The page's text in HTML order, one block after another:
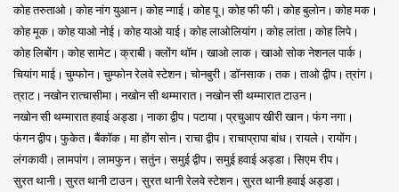
कोह तरुताओ
कोह नांग युआन कोह न्गाई कोह पू कोह फी फी कोह बुलोन
कोह मक
कोह मूक
कोह याओ नोई कोह याओ याई कोह लाओलियांग कोह लांता
कोह लिपे
कोह लिबोंग
कोह सामेट क्राबी क्लोंग थॉम खाओ लाक
खाओ सोक नेशनल पार्क
चियांग माई
चुम्फोन चुम्फोन रेलवे स्टेशन चोनबुरी डॉनसाक तक ताओ द्वीप
त्रांग
त्राट
नखोन रात्चासीमा नखोन सी थम्मारात
नखोन सी थम्मारात टाउन
नखोन सी थम्मारात हवाई अड्डा
नाका द्वीप पटाया प्रचुआप खीरी खान
फंग नगा
फंगन द्वीप
फुकेत बैंकॉक मा होंग सोन राचा द्वीप राचाप्रापा बांध रायले
रायोंग
लंगकावी
लामपांग लामफुन सतुंन समुई द्वीप समुई हवाई अड्डा
सिएम रीप
सुरत थानी
सुरत थानी टाउन सुरत थानी रेलवे स्टेशन
सुरत थानी हवाई अड्डा